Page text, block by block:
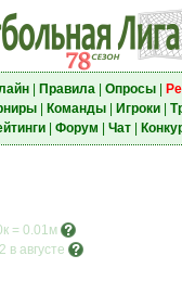
| Правила| Опросы|
| Команды| Игроки|
| Форум Чат|
= 0.01м
в августе